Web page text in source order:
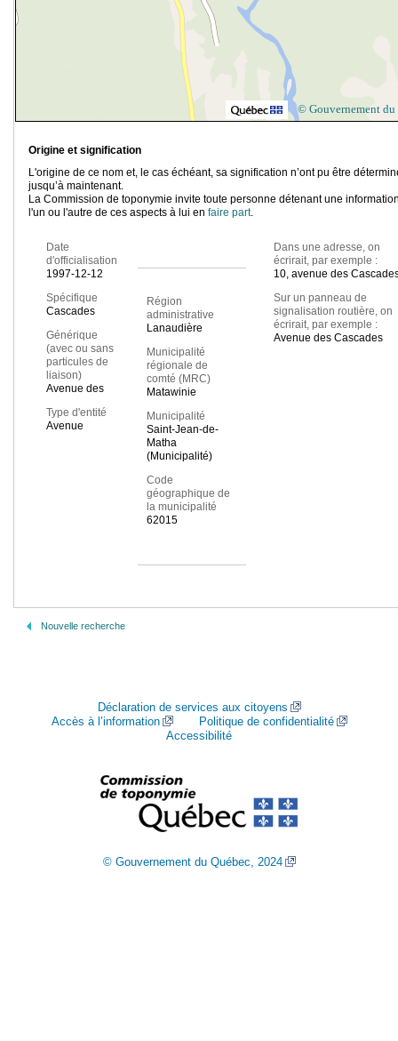
© Gouvernement du
Origine et signification
L'origine de ce nom et, le cas échéant, sa signification n’ont pu être
jusqu’à maintenant.
La Commission de toponymie invite toute personne détenant une
l'un ou l'autre de ces aspects à lui en faire part.
Date
d'officialisation
1997-12-12
Spécifique
Cascades
Générique
(avec ou sans
particules de
liaison)
Avenue des
Type d'entité
Avenue
Région
administrative
Lanaudière
Municipalité
régionale de
comté (MRC)
Matawinie
Municipalité
Saint-Jean-de-
Matha
(Municipalité)
Code
géographique de
la municipalité
62015
Dans une adresse, on
écrirait, par exemple :
10, avenue des
Sur un panneau de
signalisation routière, on
écrirait, par exemple :
Avenue des Cascades
Nouvelle recherche
Déclaration de services aux citoyens
Accès à l’information
Politique de confidentialité
Accessibilité
© Gouvernement du Québec, 2024